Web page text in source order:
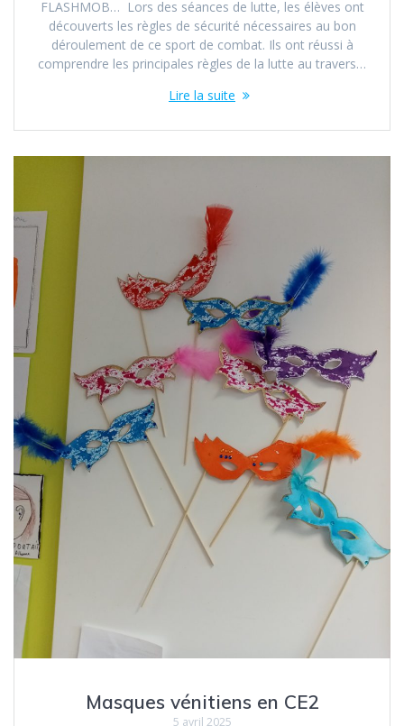
FLASHMOB… Lors des séances de lutte, les élèves ont
découverts les règles de sécurité nécessaires au bon
déroulement de ce sport de combat. Ils ont réussi à
comprendre les principales règles de la lutte au travers…
Lire la suite
Masques vénitiens en CE2
5 avril 2025